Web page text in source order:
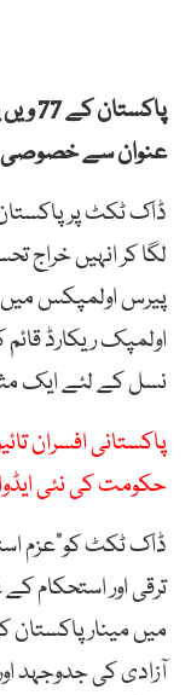
عنوان سے خصوصی
ڈاک ٹکٹ پر
لگا کر انہیں خراج
اولمپک ریکارڈ
نسل کے لئے ایک
پاکستانی افسران
حکومت کی نئی
ڈاک ٹکٹ کو”عزم
ترقی اور استحکام
میں مینار
آزادی کی جدوجہد